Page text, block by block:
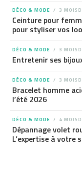
DÉCO & MODE 3
Ceinture pour
pour styliser vos
DÉCO & MODE 3
Entretenir ses
DÉCO & MODE 3
Bracelet homme
l’été 2026
DÉCO & MODE 4
Dépannage volet
L’expertise à votre